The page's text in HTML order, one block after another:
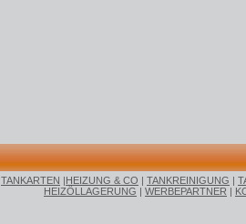
TANKARTEN |HEIZUNG & CO | TANKREINIGUNG |
HEIZÖLLAGERUNG | WERBEPARTNER |